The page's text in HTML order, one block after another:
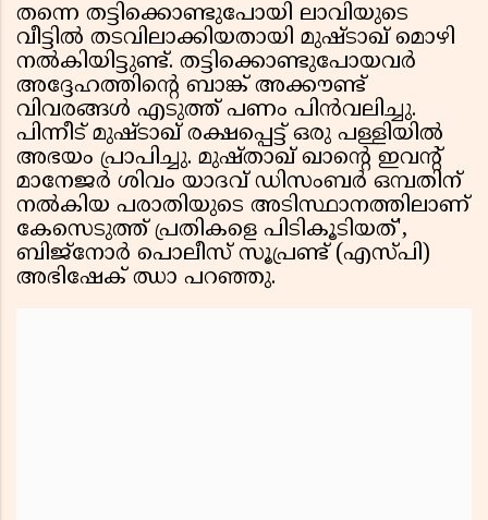
തന്നെ തട്ടിക്കൊണ്ടുപോയി ലാവിയുടെ
വീട്ടിൽ തടവിലാക്കിയതായി മുഷ്ടാഖ് മൊഴി
നൽകിയിട്ടുണ്ട്. തട്ടിക്കൊണ്ടുപോയവർ
അദ്ദേഹത്തിന്റെ ബാങ്ക് അക്കൗണ്ട്
വിവരങ്ങൾ എടുത്ത് പണം പിൻവലിച്ചു.
പിന്നീട് മുഷ്ടാഖ് രക്ഷപ്പെട്ട് ഒരു പള്ളിയിൽ
അഭയം പ്രാപിച്ചു. മുഷ്താഖ് ഖാൻ്റെ ഇവൻ്റ്
മാനേജർ ശിവം യാദവ് ഡിസംബർ ഒമ്പതിന്
നൽകിയ പരാതിയുടെ അടിസ്ഥാനത്തിലാണ്
കേസെടുത്ത് പ്രതികളെ പിടികൂടിയത്',
ബിജ്‌നോർ പൊലീസ് സൂപ്രണ്ട് (എസ്‌പി)
അഭിഷേക് ഝാ പറഞ്ഞു.